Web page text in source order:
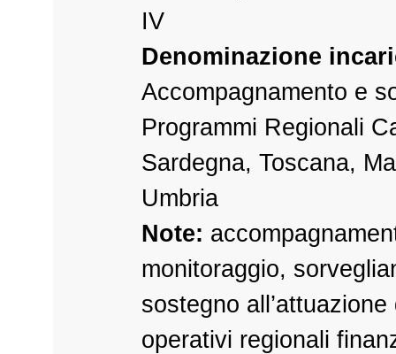
IV
Denominazione
Accompagnamento e
Programmi Regionali
Sardegna, Toscana,
Umbria
Note:
monitoraggio,
sostegno
operativi regionali